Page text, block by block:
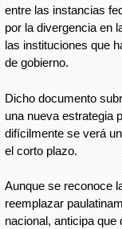
entre las instancias
por la divergencia en
las instituciones que
de gobierno.
Dicho documento
una nueva estrategia
difícilmente se verá
el corto plazo.
Aunque se reconoce
reemplazar
nacional, anticipa que